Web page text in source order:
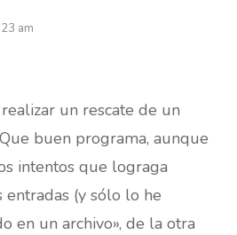
am
un rescate de un
buen programa, aunque
intentos que lograga
(y sólo lo he
en un archivo», de la otra